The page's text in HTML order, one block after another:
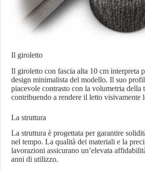
Il giroletto
Il giroletto con fascia alta 10 cm interpreta
design minimalista del modello. Il suo
piacevole contrasto con la volumetria della
contribuendo a rendere il letto visivamente
La struttura
La struttura è progettata per garantire
nel tempo. La qualità dei materiali e la
lavorazioni assicurano un’elevata
anni di utilizzo.